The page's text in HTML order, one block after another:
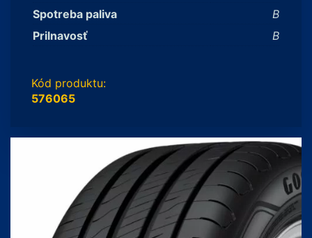
Spotreba paliva
B
Prilnavosť
B
Kód produktu:
576065